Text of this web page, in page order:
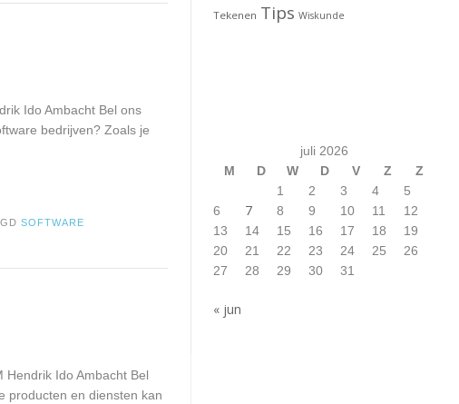
Ido Ambacht Bel ons
bedrijven? Zoals je
SOFTWARE
Hendrik Ido Ambacht Bel
producten en diensten kan
Tekenen Tips Wiskunde
juli 2026
M
D W D V Z
Z
1
2 3 4
5
6
7 8 9 10 11
12
13
14 15 16 17 18
19
20
21 22 23 24 25
26
27
28 29 30 31
« jun